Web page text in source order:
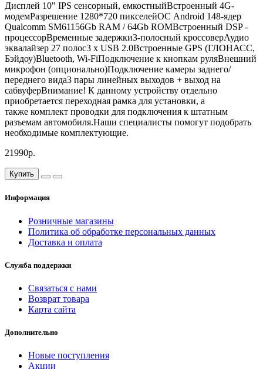
Дисплей 10" IPS сенсорный, емкостныйВстроенный 4G-
модемРазрешение 1280*720 пикселейОС Android 148-ядер
Qualcomm SM61156Gb RAM / 64Gb ROMВстроенный DSP -
процессорВременные задержки3-полосный кроссоверАудио
эквалайзер 27 полос3 x USB 2.0Встроенныe GPS (ГЛОНАСС,
Бэйдоу)Bluetooth, Wi-FiПодключение к кнопкам руляВнешний
микрофон (опционально)Подключение камеры заднего/
переднего вида3 пары линейных выходов + выход на
сабвуферВнимание! К данному устройству отдельно
приобретается переходная рамка для установки, а
также комплект проводки для подключения к штатным
разъемам автомобиля.Наши специалисты помогут подобрать
необходимые комплектующие.
21990р.
Купить
Информация
Розничные магазины
Политика об обработке персональных данных
Доставка и оплата
Служба поддержки
Связаться с нами
Возврат товара
Карта сайта
Дополнительно
Новые поступления
Акции